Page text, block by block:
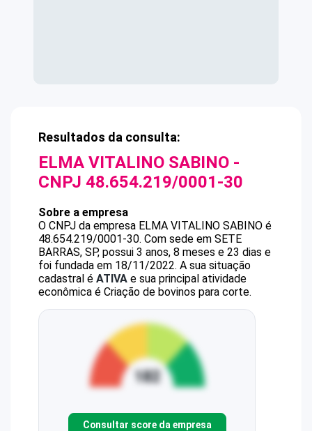
Resultados da consulta:
ELMA VITALINO SABINO -
CNPJ 48.654.219/0001-30
Sobre a empresa
O CNPJ da empresa ELMA VITALINO SABINO é
48.654.219/0001-30. Com sede em SETE
BARRAS, SP, possui 3 anos, 8 meses e 23 dias e
foi fundada em 18/11/2022. A sua situação
cadastral é ATIVA e sua principal atividade
econômica é Criação de bovinos para corte.
Consultar score da empresa